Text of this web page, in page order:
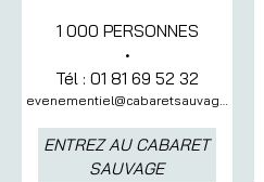
1 000 PERSONNES
•
Tél : 01 81 69 52 32
evenementiel@cabaretsauvage.com
ENTREZ AU CABARET
SAUVAGE